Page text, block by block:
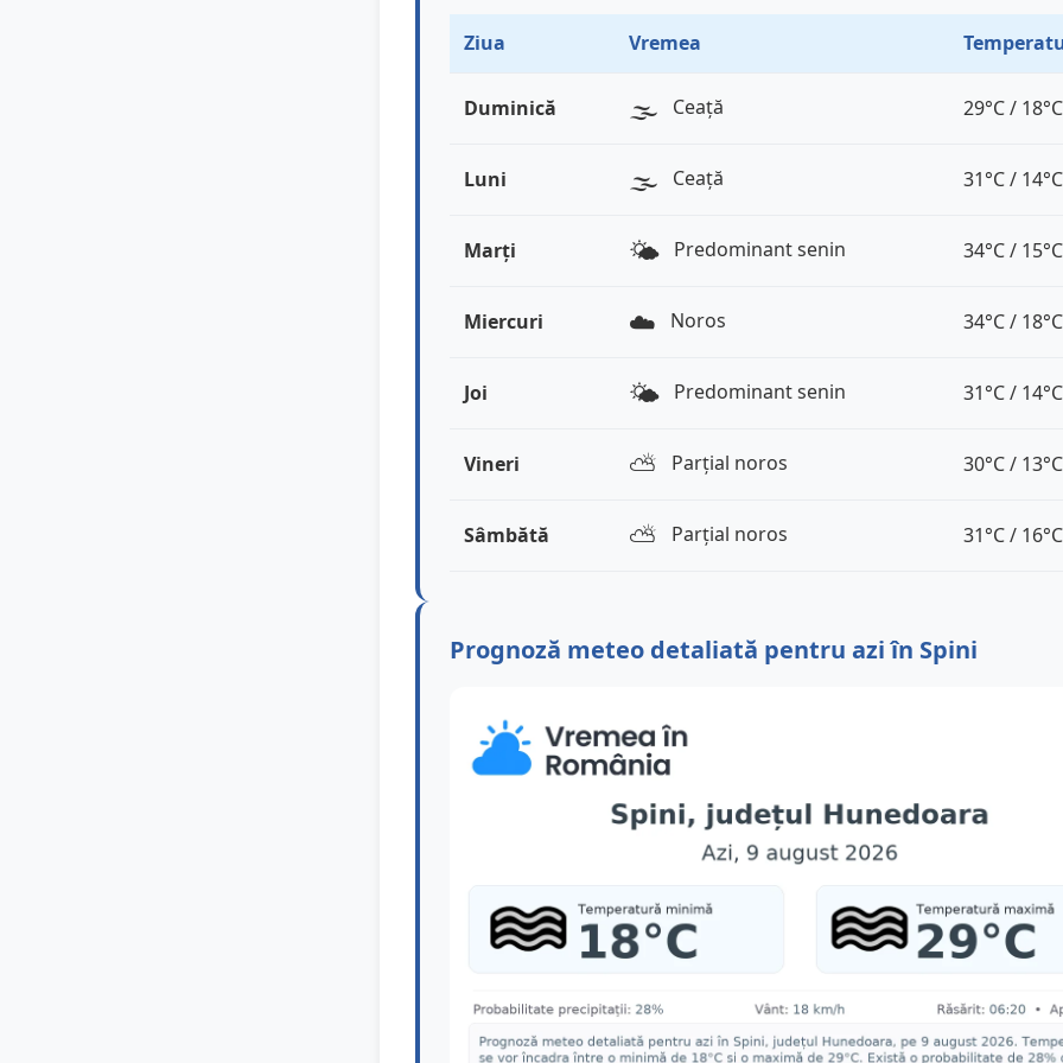
Ziua Vremea
Duminică 🌫️ Ceață 29°C / 18°C
Luni 🌫️ Ceață 31°C / 14°C
Marți 🌤️ Predominant senin 34°C / 15°C
Miercuri ☁️ Noros 34°C / 18°C
Joi 🌤️ Predominant senin 31°C / 14°C
Vineri ⛅️ Parțial noros 30°C / 13°C
Sâmbătă ⛅️ Parțial noros 31°C / 16°C
Prognoză meteo detaliată pentru azi în Spini